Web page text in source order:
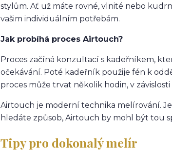
stylům. Ať už máte rovné, vlnité nebo
vašim individuálním potřebám.
Jak probíhá proces Airtouch?
Proces začíná konzultací s kadeřníkem,
očekávání. Poté kadeřník použije fén k
proces může trvat několik hodin, v
Airtouch je moderní technika melírování.
hledáte způsob, Airtouch by mohl být tou
Tipy pro dokonalý melír